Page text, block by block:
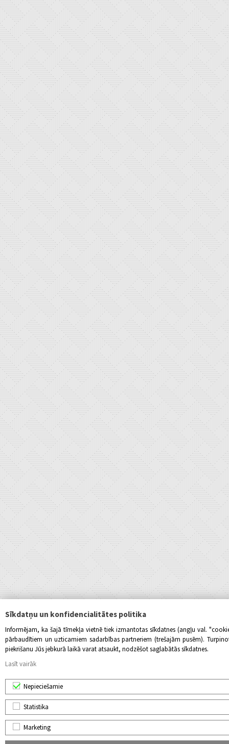
Sīkdatņu un konfidencialitātes politika
Informējam, ka šajā tīmekļa vietnē tiek izmantotas sīkdatnes (angļu val.
pārbaudītiem un uzticamiem sadarbības partneriem (trešajām pusēm).
piekrišanu Jūs jebkurā laikā varat atsaukt, nodzēšot saglabātās sīkdatnes.
Lasīt vairāk
Nepieciešamie
Statistika
Marketing